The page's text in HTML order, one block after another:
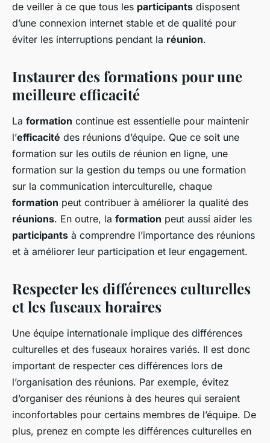
de veiller à ce que tous les participants disposent
d’une connexion internet stable et de qualité pour
éviter les interruptions pendant la réunion.
Instaurer des formations pour une
meilleure efficacité
La formation continue est essentielle pour maintenir
l’efficacité des réunions d’équipe. Que ce soit une
formation sur les outils de réunion en ligne, une
formation sur la gestion du temps ou une formation
sur la communication interculturelle, chaque
formation peut contribuer à améliorer la qualité des
réunions. En outre, la formation peut aussi aider les
participants à comprendre l’importance des réunions
et à améliorer leur participation et leur engagement.
Respecter les différences culturelles
et les fuseaux horaires
Une équipe internationale implique des différences
culturelles et des fuseaux horaires variés. Il est donc
important de respecter ces différences lors de
l’organisation des réunions. Par exemple, évitez
d’organiser des réunions à des heures qui seraient
inconfortables pour certains membres de l’équipe. De
plus, prenez en compte les différences culturelles en